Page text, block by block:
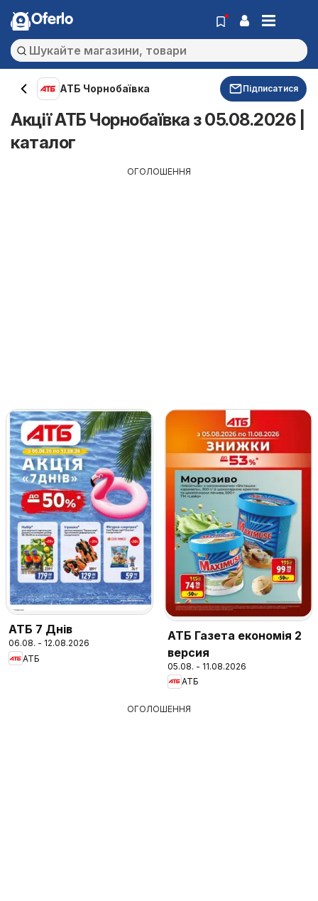
Oferlo
АТБ Чорнобаївка Підписатися
Акції АТБ Чорнобаївка з 05.08.2026 |
каталог
ОГОЛОШЕННЯ
АТБ 7 Днів
06.08. - 12.08.2026
АТБ
АТБ Газета економія 2
версия
05.08. - 11.08.2026
АТБ
ОГОЛОШЕННЯ